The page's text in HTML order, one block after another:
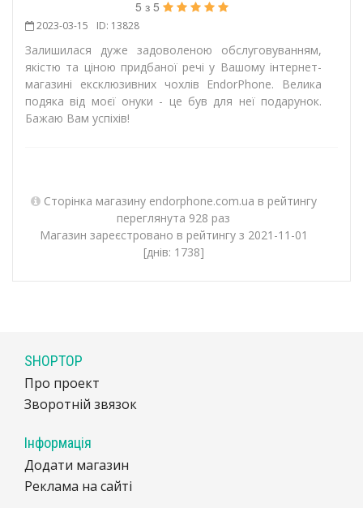
5 з 5
2023-03-15 ID: 13828
Залишилася дуже задоволеною обслуговуванням,
якістю та ціною придбаної речі у Вашому інтернет-
магазині ексклюзивних чохлів EndorPhone. Велика
подяка від моєї онуки - це був для неї подарунок.
Бажаю Вам успіхів!
Сторінка магазину endorphone.com.ua в рейтингу
переглянута 928 раз
Магазин зареєстровано в рейтингу з 2021-11-01
[днів: 1738]
SHOPTOP
Про проект
Зворотній звязок
Інформація
Додати магазин
Реклама на сайті